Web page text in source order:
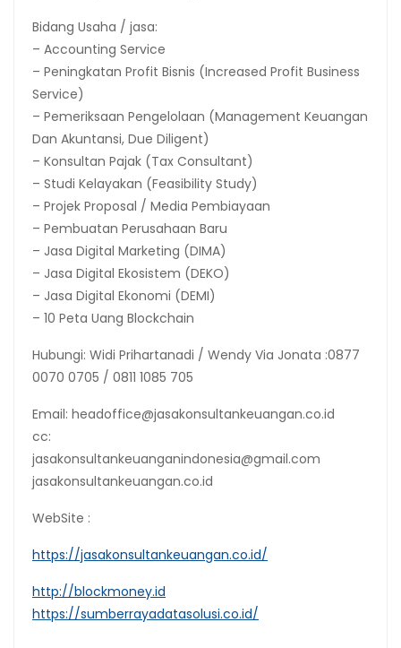
Bidang Usaha / jasa:
– Accounting Service
– Peningkatan Profit Bisnis (Increased Profit Business
Service)
– Pemeriksaan Pengelolaan (Management Keuangan
Dan Akuntansi, Due Diligent)
– Konsultan Pajak (Tax Consultant)
– Studi Kelayakan (Feasibility Study)
– Projek Proposal / Media Pembiayaan
– Pembuatan Perusahaan Baru
– Jasa Digital Marketing (DIMA)
– Jasa Digital Ekosistem (DEKO)
– Jasa Digital Ekonomi (DEMI)
– 10 Peta Uang Blockchain
Hubungi: Widi Prihartanadi / Wendy Via Jonata :0877
0070 0705 / 0811 1085 705
Email: headoffice@jasakonsultankeuangan.co.id
cc:
jasakonsultankeuanganindonesia@gmail.com
jasakonsultankeuangan.co.id
WebSite :
https://jasakonsultankeuangan.co.id/
http://blockmoney.id
https://sumberrayadatasolusi.co.id/